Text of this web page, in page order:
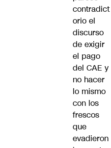
contradict
orio el
discurso
de exigir
el pago
del CAE y
no hacer
lo mismo
con los
frescos
que
evadieron